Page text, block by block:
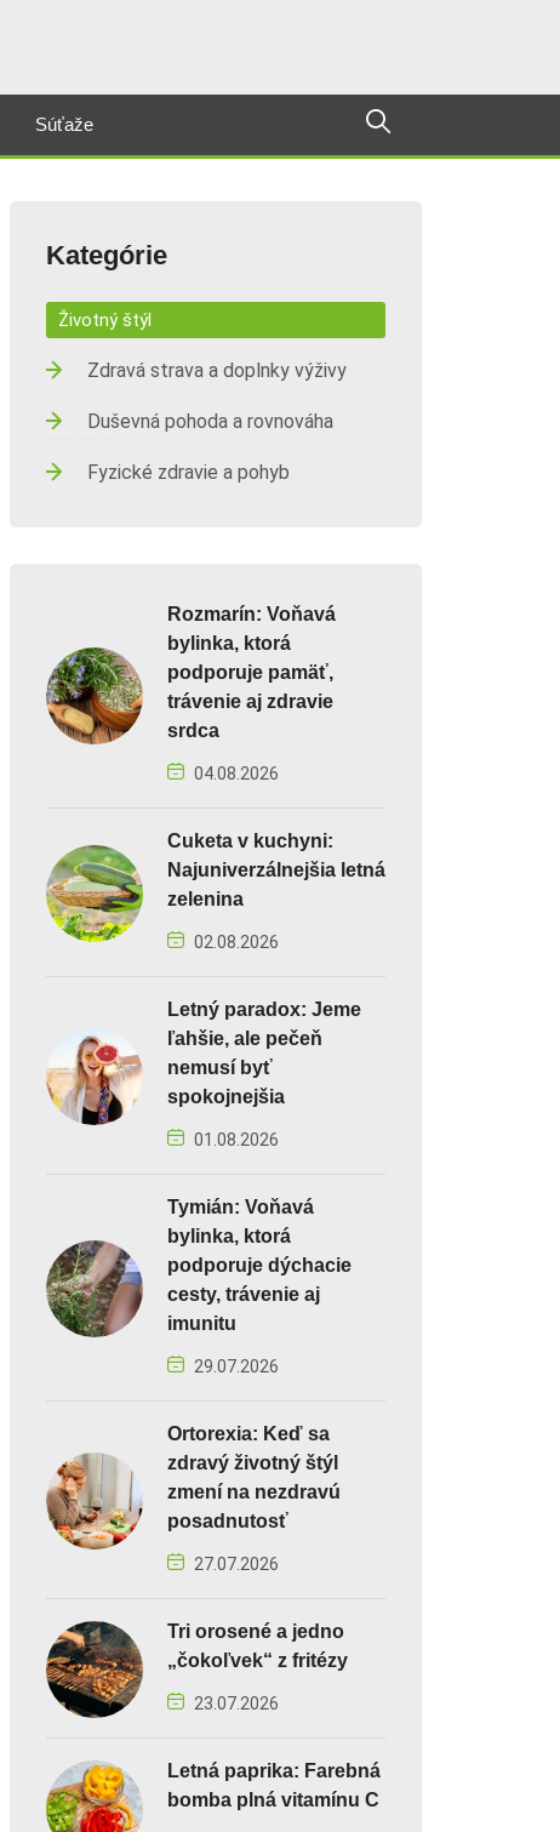
Súťaže
Kategórie
Životný štýl
Zdravá strava a doplnky výživy
Duševná pohoda a rovnováha
Fyzické zdravie a pohyb
Rozmarín: Voňavá
bylinka, ktorá
podporuje pamäť,
trávenie aj zdravie
srdca
04.08.2026
Cuketa v kuchyni:
Najuniverzálnejšia letná
zelenina
02.08.2026
Letný paradox: Jeme
ľahšie, ale pečeň
nemusí byť
spokojnejšia
01.08.2026
Tymián: Voňavá
bylinka, ktorá
podporuje dýchacie
cesty, trávenie aj
imunitu
29.07.2026
Ortorexia: Keď sa
zdravý životný štýl
zmení na nezdravú
posadnutosť
27.07.2026
Tri orosené a jedno
„čokoľvek“ z fritézy
23.07.2026
Letná paprika: Farebná
bomba plná vitamínu C